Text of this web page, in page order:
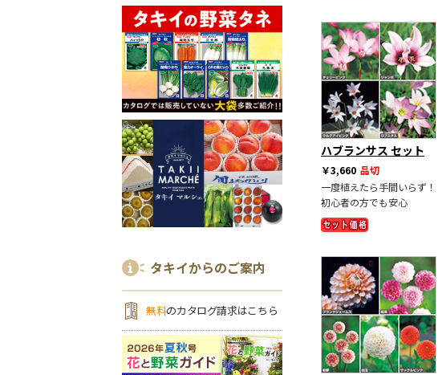
タキイからのご案内
無料のカタログ請求はこちら
ハブランサス セット
￥3,660 品切
一度植えたら手間いらず！
初心者の方でも安心